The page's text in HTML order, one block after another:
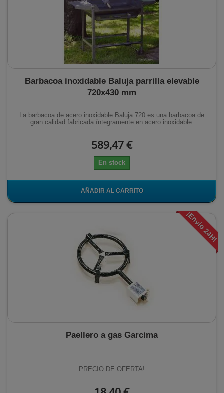
Barbacoa inoxidable Baluja parrilla elevable
720x430 mm
La barbacoa de acero inoxidable Baluja 720 es una barbacoa de
gran calidad fabricada íntegramente en acero inoxidable.
589,47 €
En stock
AÑADIR AL CARRITO
¡Envio 24H!
Paellero a gas Garcima
PRECIO DE OFERTA!